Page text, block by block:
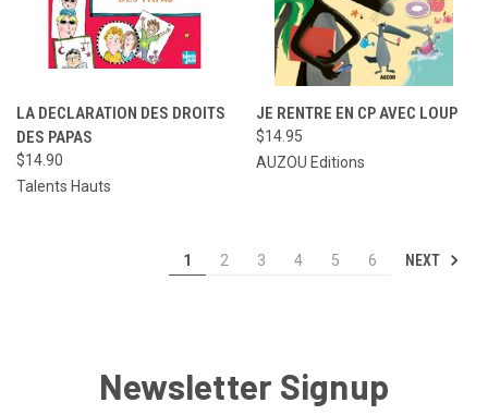
LA DECLARATION DES DROITS
DES PAPAS
$14.90
Talents Hauts
JE RENTRE EN CP AVEC LOUP
$14.95
AUZOU Editions
1 2 3 4 5 6 NEXT
Newsletter Signup